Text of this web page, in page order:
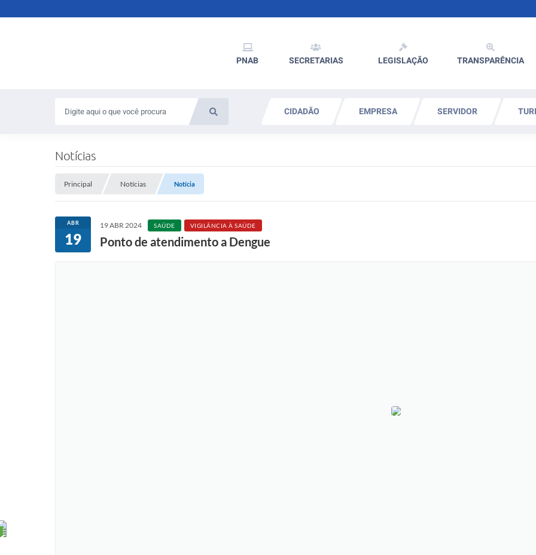
PNAB SECRETARIAS LEGISLAÇÃO TRANSPARÊNCIA
CIDADÃO EMPRESA SERVIDOR
Notícias
Principal Notícias Notícia
ABR
19
19 ABR 2024 SAÚDE VIGILÂNCIA À SAÚDE
Ponto de atendimento a Dengue